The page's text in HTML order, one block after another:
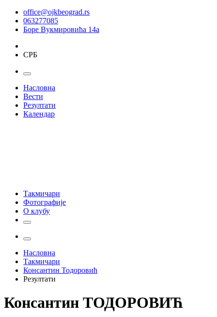
office@ojkbeograd.rs
063277085
Боре Вукмировића 14а
СРБ
Насловна
Вести
Резултати
Календар
Такмичари
Фотографије
О клубу
Насловна
Такмичари
Консантин Тодоровић
Резултати
Консантин ТОДОРОВИЋ